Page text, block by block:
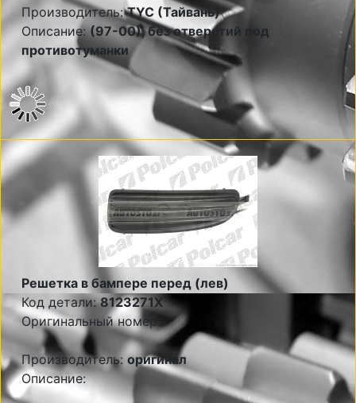
Производитель:TYC (Тайвань)
Описание:(97-00), без отверстий под
противотуманки
Решетка в бампере перед (лев)
Код детали:8123271X
Оригинальный номер:
Производитель: оригинал
Описание: